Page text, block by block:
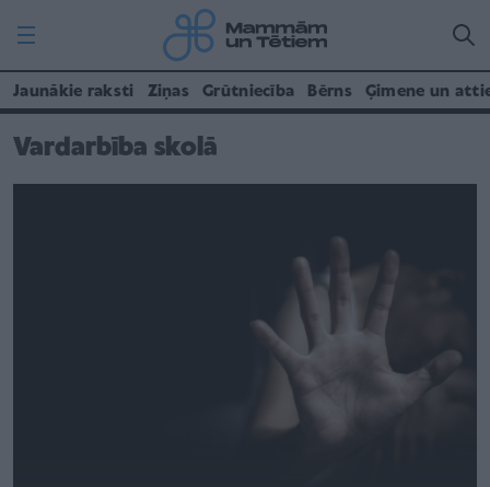
Jaunākie raksti Ziņas Grūtniecība Bērns Ģimene un
Vardarbība skolā